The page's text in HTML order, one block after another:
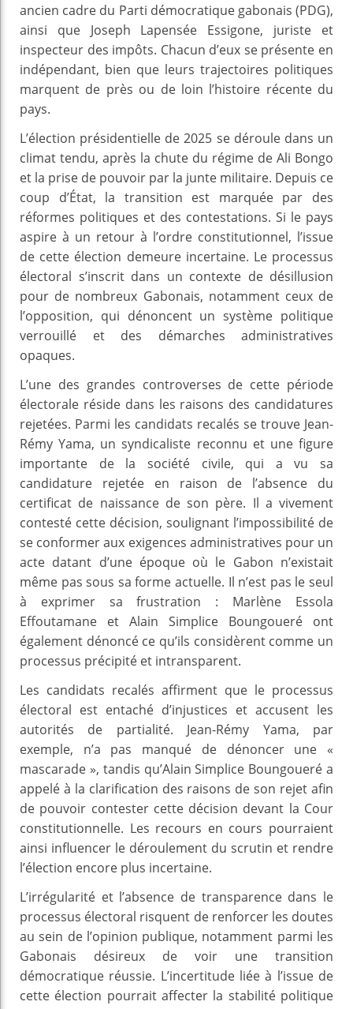
ancien cadre du Parti démocratique gabonais (PDG),
ainsi que Joseph Lapensée Essigone, juriste et
inspecteur des impôts. Chacun d’eux se présente en
indépendant, bien que leurs trajectoires politiques
marquent de près ou de loin l’histoire récente du
pays.
L’élection présidentielle de 2025 se déroule dans un
climat tendu, après la chute du régime de Ali Bongo
et la prise de pouvoir par la junte militaire. Depuis ce
coup d’État, la transition est marquée par des
réformes politiques et des contestations. Si le pays
aspire à un retour à l’ordre constitutionnel, l’issue
de cette élection demeure incertaine. Le processus
électoral s’inscrit dans un contexte de désillusion
pour de nombreux Gabonais, notamment ceux de
l’opposition, qui dénoncent un système politique
verrouillé et des démarches administratives
opaques.
L’une des grandes controverses de cette période
électorale réside dans les raisons des candidatures
rejetées. Parmi les candidats recalés se trouve Jean-
Rémy Yama, un syndicaliste reconnu et une figure
importante de la société civile, qui a vu sa
candidature rejetée en raison de l’absence du
certificat de naissance de son père. Il a vivement
contesté cette décision, soulignant l’impossibilité de
se conformer aux exigences administratives pour un
acte datant d’une époque où le Gabon n’existait
même pas sous sa forme actuelle. Il n’est pas le seul
à exprimer sa frustration : Marlène Essola
Effoutamane et Alain Simplice Boungoueré ont
également dénoncé ce qu’ils considèrent comme un
processus précipité et intransparent.
Les candidats recalés affirment que le processus
électoral est entaché d’injustices et accusent les
autorités de partialité. Jean-Rémy Yama, par
exemple, n’a pas manqué de dénoncer une «
mascarade », tandis qu’Alain Simplice Boungoueré a
appelé à la clarification des raisons de son rejet afin
de pouvoir contester cette décision devant la Cour
constitutionnelle. Les recours en cours pourraient
ainsi influencer le déroulement du scrutin et rendre
l’élection encore plus incertaine.
L’irrégularité et l’absence de transparence dans le
processus électoral risquent de renforcer les doutes
au sein de l’opinion publique, notamment parmi les
Gabonais désireux de voir une transition
démocratique réussie. L’incertitude liée à l’issue de
cette élection pourrait affecter la stabilité politique